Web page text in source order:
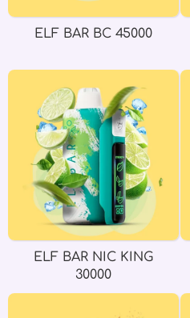
ELF BAR BC 45000
ELF BAR NIC KING
30000